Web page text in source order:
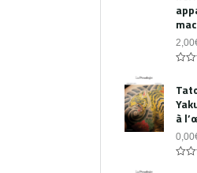
2,00
out
of
5
à
0,00